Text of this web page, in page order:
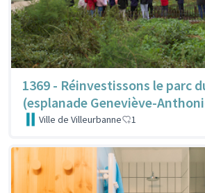
1369 - Réinvestissons le parc
(esplanade Geneviève-
Ville de Villeurbanne 1